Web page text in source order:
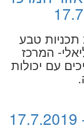
טבע
המרכז
עם יכולות